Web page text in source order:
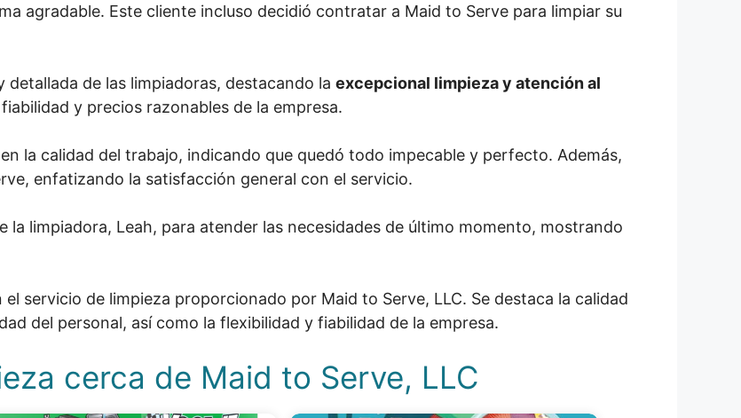
agradable. Este cliente incluso decidió contratar a Maid to Serve para limpiar su
de las limpiadoras, destacando la excepcional limpieza y atención al
y precios razonables de la empresa.
la calidad del trabajo, indicando que quedó todo impecable y perfecto. Además,
enfatizando la satisfacción general con el servicio.
la limpiadora, Leah, para atender las necesidades de último momento, mostrando
servicio de limpieza proporcionado por Maid to Serve, LLC. Se destaca la calidad
del personal, así como la flexibilidad y fiabilidad de la empresa.
cerca de Maid to Serve, LLC